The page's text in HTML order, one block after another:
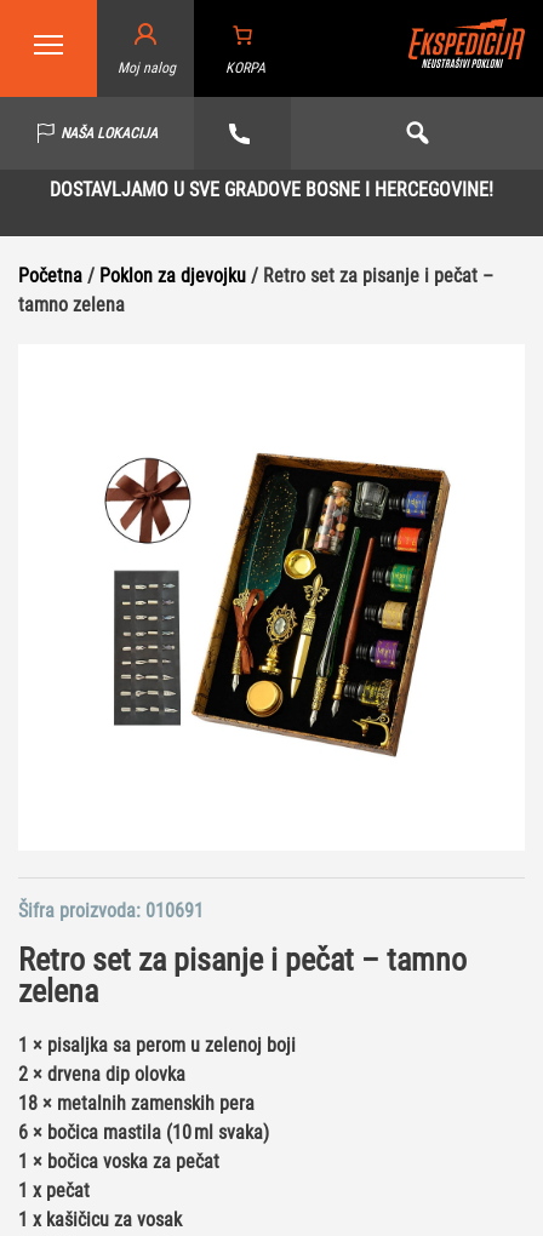
Moj nalog KORPA
NAŠA LOKACIJA
DOSTAVLJAMO U SVE GRADOVE BOSNE I HERCEGOVINE!
Početna / Poklon za djevojku / Retro set za pisanje i pečat –
tamno zelena
Retro set za pisanje i pečat – tamno
zelena
1 × pisaljka sa perom u zelenoj boji
2 × drvena dip olovka
18 × metalnih zamenskih pera
6 × bočica mastila (10 ml svaka)
1 × bočica voska za pečat
1 x pečat
1 x kašičicu za vosak
Šifra proizvoda: 010691